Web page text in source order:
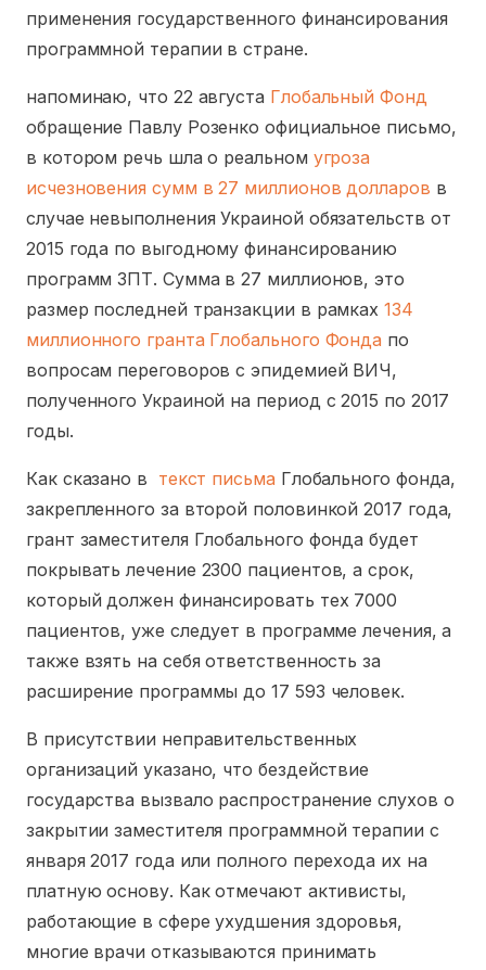
применения государственного финансирования
программной терапии в стране.
напоминаю, что 22 августа Глобальный Фонд
обращение Павлу Розенко официальное письмо,
в котором речь шла о реальном угроза
исчезновения сумм в 27 миллионов долларов в
случае невыполнения Украиной обязательств от
2015 года по выгодному финансированию
программ ЗПТ. Сумма в 27 миллионов, это
размер последней транзакции в рамках134
миллионного гранта Глобального Фонда по
вопросам переговоров с эпидемией ВИЧ,
полученного Украиной на период с 2015 по 2017
годы.
Как сказано в текст письма Глобального фонда,
закрепленного за второй половинкой 2017 года,
грант заместителя Глобального фонда будет
покрывать лечение 2300 пациентов, а срок,
который должен финансировать тех 7000
пациентов, уже следует в программе лечения, а
также взять на себя ответственность за
расширение программы до 17 593 человек.
В присутствии неправительственных
организаций указано, что бездействие
государства вызвало распространение слухов о
закрытии заместителя программной терапии с
января 2017 года или полного перехода их на
платную основу. Как отмечают активисты,
работающие в сфере ухудшения здоровья,
многие врачи отказываются принимать